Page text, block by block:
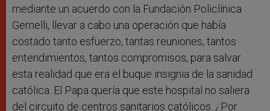
mediante un acuerdo con la Fundación Policlínica
Gemelli, llevar a cabo una operación que había
costado tanto esfuerzo, tantas reuniones, tantos
entendimientos, tantos compromisos, para salvar
esta realidad que era el buque insignia de la sanidad
católica. El Papa quería que este hospital no saliera
del circuito de centros sanitarios católicos. ¿Por